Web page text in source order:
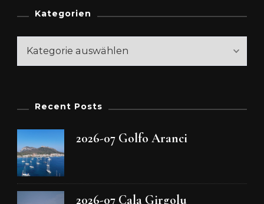
Kategorien
Kategorien
Recent Posts
2026-07 Golfo Aranci
2026-07 Cala Girgolu